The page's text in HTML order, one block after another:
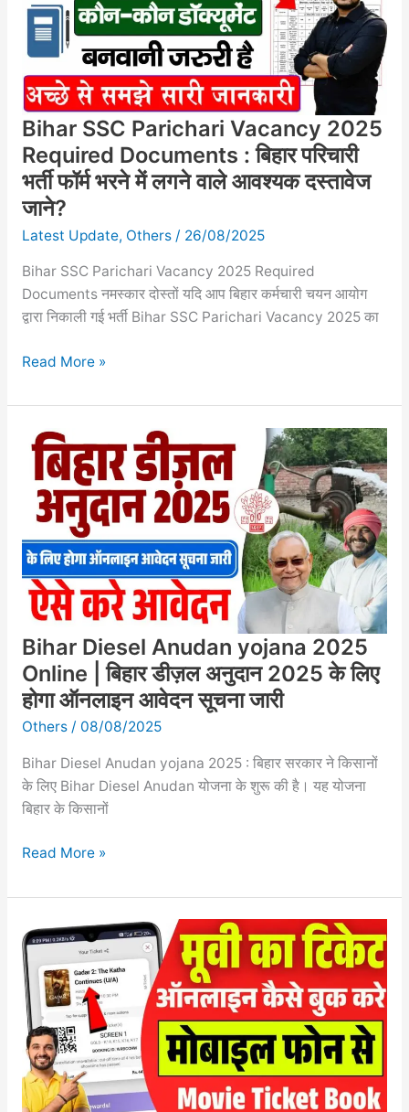
Bihar SSC Parichari Vacancy 2025
Required Documents : बिहार परिचारी
भर्ती फॉर्म भरने में लगने वाले आवश्यक दस्तावेज
जाने?
Latest Update, Others/ 26/08/2025
Bihar SSC Parichari Vacancy 2025 Required
Documents नमस्कार दोस्तों यदि आप बिहार कर्मचारी चयन आयोग
द्वारा निकाली गई भर्ती Bihar SSC Parichari Vacancy 2025 का
Required
Documents
बिहार
परिचारी
भर्ती
फॉर्म
भरने
लगने
वाले
आवश्यक
दस्तावेज
जाने?
Read More »
Bihar Diesel Anudan yojana 2025
Online | बिहार डीज़ल अनुदान 2025 के लिए
होगा ऑनलाइन आवेदन सूचना जारी
Others/ 08/08/2025
Bihar Diesel Anudan yojana 2025 : बिहार सरकार ने किसानों
के लिए Bihar Diesel Anudan योजना के शुरू की है। यह योजना
बिहार के किसानों
Diesel
Anudan
yojana
2025
बिहार
डीज़ल
अनुदान
2025
के
लिए
होगा
ऑनलाइन
आवेदन
सूचना
जारी
Read More »
Ticket
Book
Kaise
Kare
2025-
मूवी
का
टिकेट